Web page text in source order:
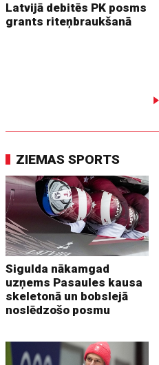
Latvijā debitēs PK posms
grants riteņbraukšanā
ZIEMAS SPORTS
Sigulda nākamgad
uzņems Pasaules kausa
skeletonā un bobslejā
noslēdzošo posmu